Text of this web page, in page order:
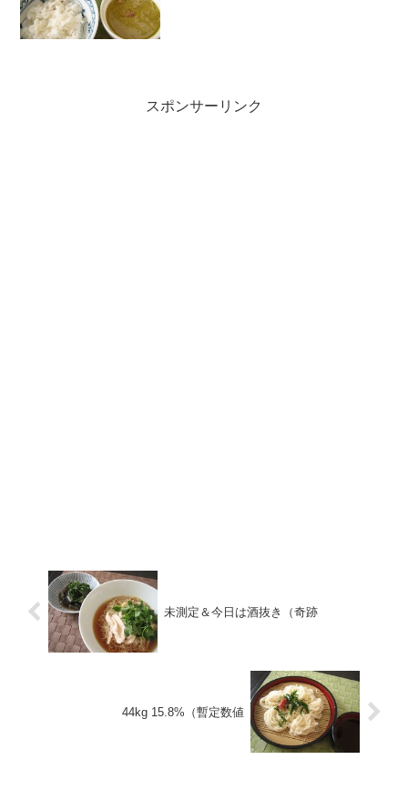
スポンサーリンク
未測定＆今日は酒抜き（奇跡
44kg 15.8%（暫定数値